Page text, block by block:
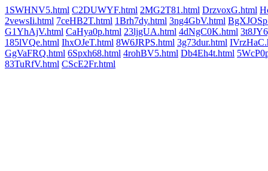
1SWHNV5.html C2DUWYF.html 2MG2T81.html DrzvoxG.html
2vewsIi.html 7ceHB2T.html 1Brh7dy.html 3ng4GbV.html
G1YhAjV.html CaHya0p.html 23ljgUA.html 4dNgC0K.html
185lVQe.html IhxOJeT.html 8W6JRPS.html 3g73dur.html
GgVaFRQ.html 6Spxh68.html 4rohBV5.html Db4Eh4t.html
83TuRfV.html CScE2Fr.html